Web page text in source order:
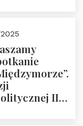
Niemcy…”
II